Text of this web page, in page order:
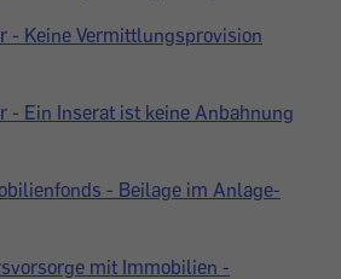
- Keine Vermittlungsprovision
- Ein Inserat ist keine Anbahnung
- Beilage im Anlage-
mit Immobilien -